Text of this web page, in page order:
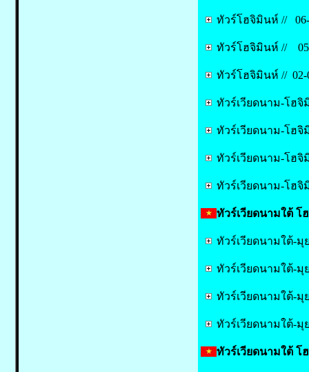
ทัวร์โฮจิมินห์ // 06-
ทัวร์โฮจิมินห์ // 05-
ทัวร์โฮจิมินห์ // 02-
ทัวร์เวียดนาม-โฮจิมิ
ทัวร์เวียดนาม-โฮจิ
ทัวร์เวียดนาม-โฮจิ
ทัวร์เวียดนาม-โฮจิ
ทัวร์เวียดนามใต้ โ
ทัวร์เวียดนามใต้-มุย
ทัวร์เวียดนามใต้-มุย
ทัวร์เวียดนามใต้-มุย
ทัวร์เวียดนามใต้-มุย
ทัวร์เวียดนามใต้